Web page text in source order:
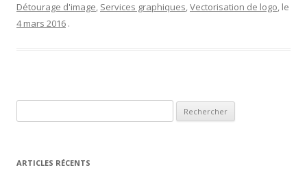
Détourage d'image, Services graphiques,Vectorisation de logo, le
4 mars 2016 .
ARTICLES RÉCENTS